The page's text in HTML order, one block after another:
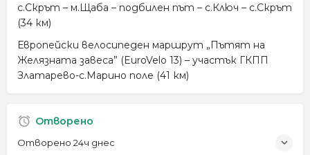
с.Скрът – м.Щаба – подбилен път – с.Ключ – с.Скрът
(34 км)
Европейски велосипеден маршрут „Пътят на
Желязната завеса” (EuroVelo 13) – участък ГКПП
Златарево-с.Марино поле (41 км)
Отворено
Отворено 24ч днес